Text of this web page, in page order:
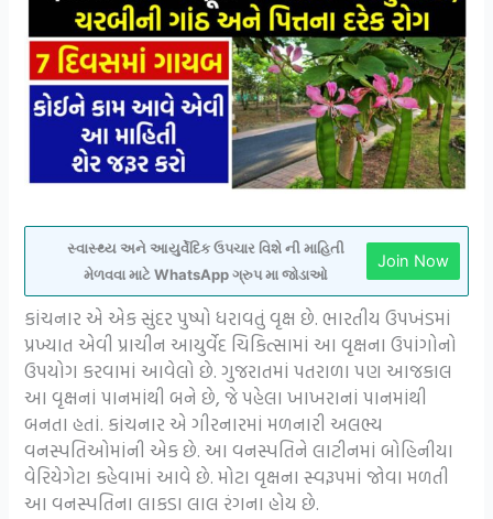
સ્વાસ્થ્ય અને આયુર્વેદિક ઉપચાર વિશે ની માહિતી
મેળવવા માટે WhatsApp ગ્રુપ મા જોડાઓ
Join Now
કાંચનાર એ એક સુંદર પુષ્પો ધરાવતું વૃક્ષ છે. ભારતીય ઉપખંડમાં
પ્રખ્યાત એવી પ્રાચીન આયુર્વેદ ચિકિત્સામાં આ વૃક્ષના ઉપાંગોનો
ઉપયોગ કરવામાં આવેલો છે. ગુજરાતમાં પતરાળા પણ આજકાલ
આ વૃક્ષનાં પાનમાંથી બને છે, જે પહેલા ખાખરાનાં પાનમાંથી
બનતા હતાં. કાંચનાર એ ગીરનારમાં મળનારી અલભ્ય
વનસ્પતિઓમાંની એક છે. આ વનસ્પતિને લાટીનમાં બોહિનીયા
વેરિયેગેટા કહેવામાં આવે છે. મોટા વૃક્ષના સ્વરૂપમાં જોવા મળતી
આ વનસ્પતિના લાકડા લાલ રંગના હોય છે.